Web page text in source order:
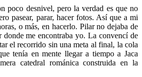
poco desnivel, pero la verdad es que no
pasear, parar, hacer fotos. Así que a mi
o más, en hacerlo. Pilar no dejaba de
donde me encontraba yo. La convencí de
el recorrido sin una meta al final, la cola
tenía en mente llegar a tiempo a Jaca
catedral románica construida en la